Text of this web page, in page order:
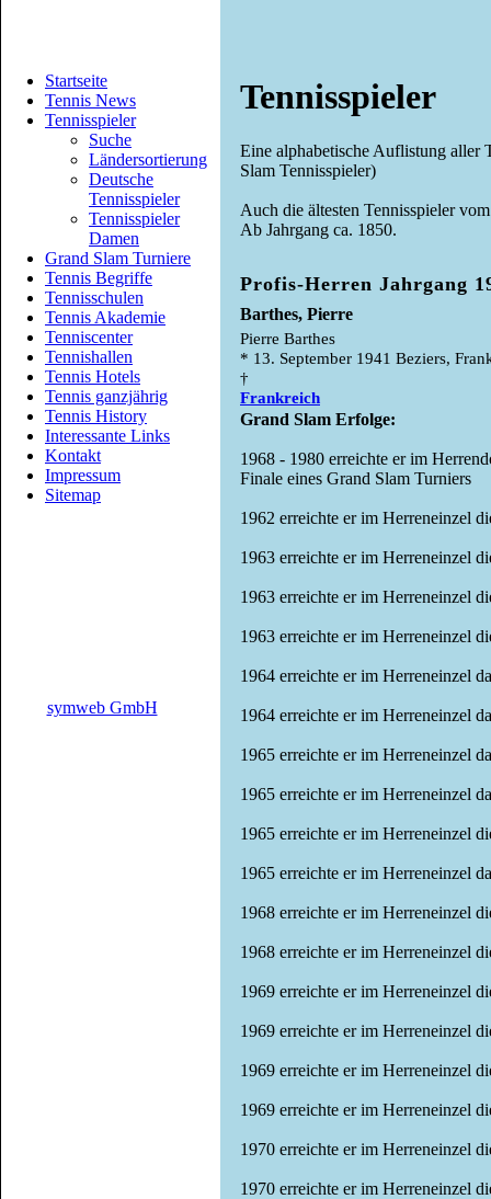
Tennisspieler
Eine alphabetische Auflistung aller
Slam Tennisspieler)
Auch die ältesten Tennisspieler
Ab Jahrgang ca. 1850.
Profis-Herren Jahrgang
Barthes, Pierre
Pierre Barthes
* 13. September 1941 Beziers,
†
Frankreich
Grand Slam Erfolge:
1968 - 1980 erreichte er im
Finale eines Grand Slam Turniers
1962 erreichte er im Herreneinzel
1963 erreichte er im Herreneinzel
1963 erreichte er im Herreneinzel
1963 erreichte er im Herreneinzel
1964 erreichte er im Herreneinzel
1964 erreichte er im Herreneinzel
1965 erreichte er im Herreneinzel
1965 erreichte er im Herreneinzel
1965 erreichte er im Herreneinzel
1965 erreichte er im Herreneinzel
1968 erreichte er im Herreneinzel
1968 erreichte er im Herreneinzel
1969 erreichte er im Herreneinzel
1969 erreichte er im Herreneinzel
1969 erreichte er im Herreneinzel
1969 erreichte er im Herreneinzel
1970 erreichte er im Herreneinzel
1970 erreichte er im Herreneinzel
Startseite
Tennis News
Tennisspieler
Suche
Ländersortierung
Deutsche
Tennisspieler
Tennisspieler
Damen
Grand Slam Turniere
Tennis Begriffe
Tennisschulen
Tennis Akademie
Tenniscenter
Tennishallen
Tennis Hotels
Tennis ganzjährig
Tennis History
Interessante Links
Kontakt
Impressum
Sitemap
symweb GmbH